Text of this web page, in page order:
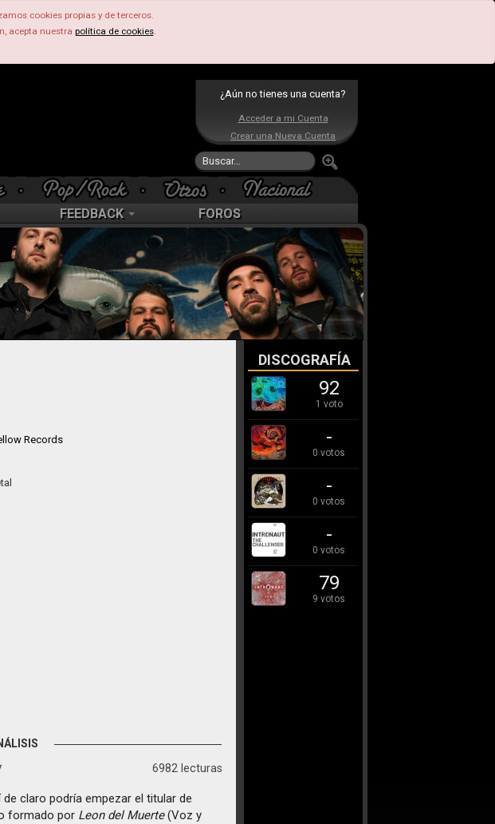
cookies propias y de terceros.
acepta nuestra política de cookies.
¿Aún no tienes una cuenta?
Acceder a mi Cuenta
Crear una Nueva Cuenta
FEEDBACK FOROS
Records
6982 lecturas
de claro podría empezar el titular de
formado por Leon del Muerte(Voz y
DISCOGRAFÍA
92
1 voto
-
0 votos
-
0 votos
-
0 votos
79
9 votos